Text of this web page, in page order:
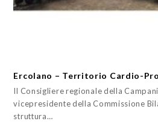
Ercolano – Territorio Cardio-
Il Consigliere regionale della
vicepresidente della Commissione
struttura…